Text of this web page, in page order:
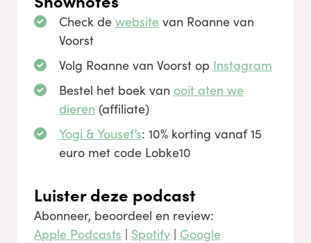
Check de websitevan Roanne van
Voorst
Volg Roanne van Voorst op Instagram
Bestel het boek van ooit aten we
dieren (affiliate)
Yogi & Yousef’s: 10% korting vanaf 15
euro met code Lobke10
Luister deze podcast
Abonneer, beoordeel en review:
Apple Podcasts | Spotify | Google